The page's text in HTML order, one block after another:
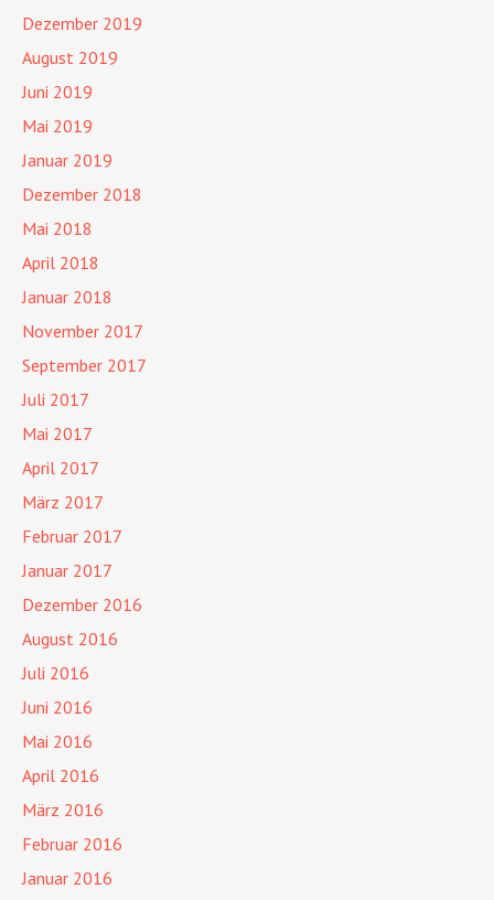
Dezember 2019
August 2019
Juni 2019
Mai 2019
Januar 2019
Dezember 2018
Mai 2018
April 2018
Januar 2018
November 2017
September 2017
Juli 2017
Mai 2017
April 2017
März 2017
Februar 2017
Januar 2017
Dezember 2016
August 2016
Juli 2016
Juni 2016
Mai 2016
April 2016
März 2016
Februar 2016
Januar 2016